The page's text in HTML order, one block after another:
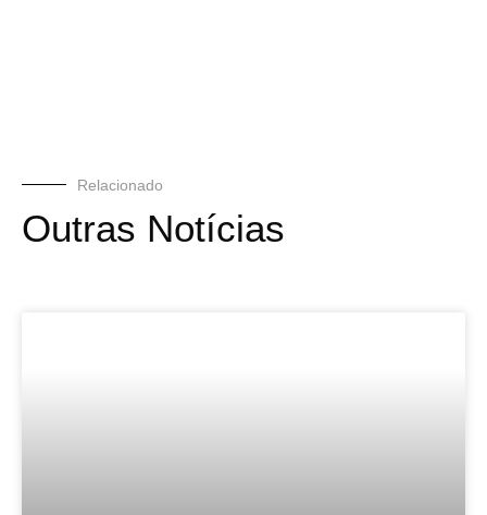
Relacionado
Outras Notícias